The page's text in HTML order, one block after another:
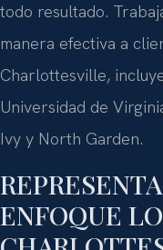
todo resultado.
manera efectiva a
Charlottesville,
Universidad de
Ivy y North Garden.
ENFOQUE